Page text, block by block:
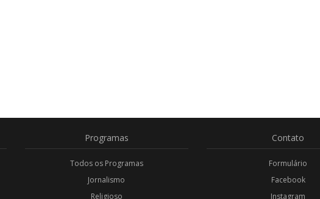
Programas
Todos os Programas
Jornalismo
Religioso
Contato
Formulário
Facebook
Instagram